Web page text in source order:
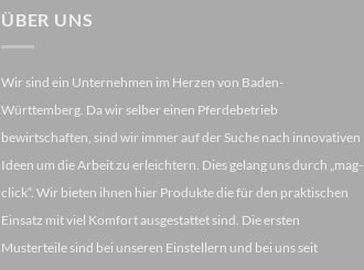
ÜBER UNS
Wir sind ein Unternehmen im Herzen von Baden-
Württemberg. Da wir selber einen Pferdebetrieb
bewirtschaften, sind wir immer auf der Suche nach innovativen
Ideen um die Arbeit zu erleichtern. Dies gelang uns durch „mag-
click“. Wir bieten ihnen hier Produkte die für den praktischen
Einsatz mit viel Komfort ausgestattet sind. Die ersten
Musterteile sind bei unseren Einstellern und bei uns seit